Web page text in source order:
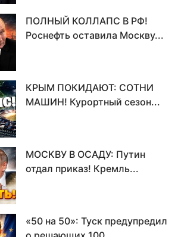
ПОЛНЫЙ КОЛЛАПС В РФ!
Роснефть оставила Москву...
КРЫМ ПОКИДАЮТ: СОТНИ
МАШИН! Курортный сезон...
МОСКВУ В ОСАДУ: Путин
отдал приказ! Кремль...
«50 на 50»: Туск предупредил